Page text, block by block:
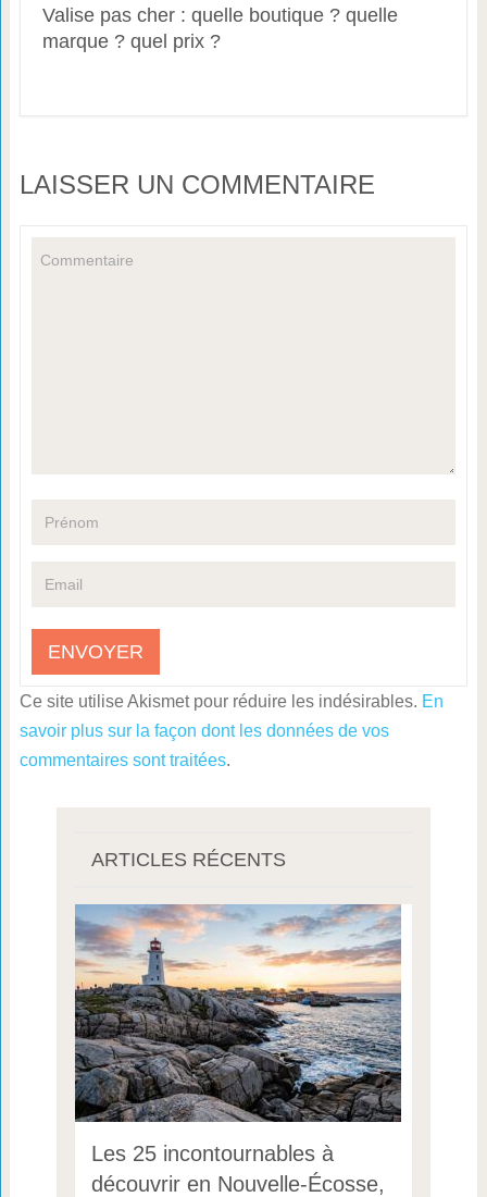
Valise pas cher : quelle boutique ? quelle
marque ? quel prix ?
LAISSER UN COMMENTAIRE
Ce site utilise Akismet pour réduire les indésirables. En
savoir plus sur la façon dont les données de vos
commentaires sont traitées.
ARTICLES RÉCENTS
Les 25 incontournables à
découvrir en Nouvelle-Écosse,